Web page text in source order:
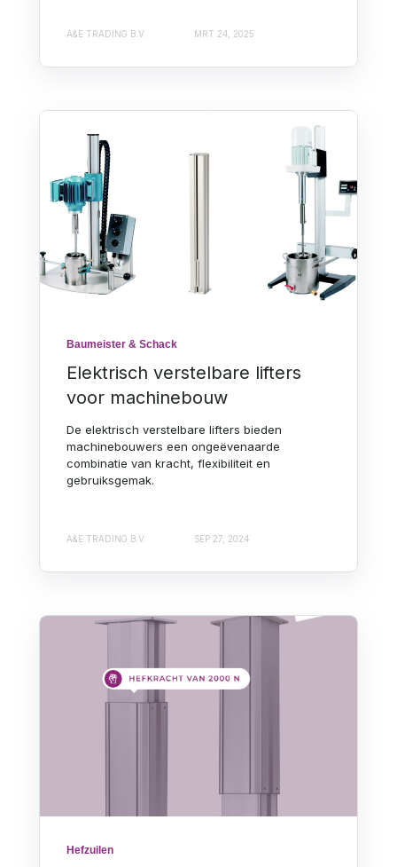
A&E TRADING B.V. MRT 24, 2025
Baumeister & Schack
Elektrisch verstelbare lifters
voor machinebouw
De elektrisch verstelbare lifters bieden
machinebouwers een ongeëvenaarde
combinatie van kracht, flexibiliteit en
gebruiksgemak.
A&E TRADING B.V. SEP 27, 2024
Hefzuilen